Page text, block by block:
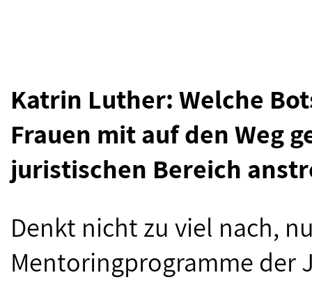
Katrin Luther: Welche
Frauen mit auf den Weg
juristischen Bereich
Denkt nicht zu viel nach,
Mentoringprogramme der